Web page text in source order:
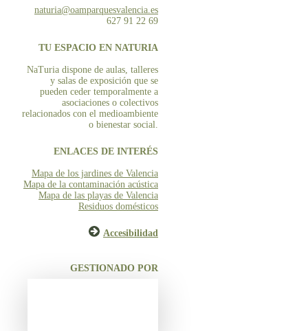
naturia@oamparquesvalencia.es
627 91 22 69
TU ESPACIO EN NATURIA
NaTuria dispone de aulas, talleres
y salas de exposición que se
pueden ceder temporalmente a
asociaciones o colectivos
relacionados con el medioambiente
o bienestar social.
ENLACES DE INTERÉS
Mapa de los jardines de Valencia
Mapa de la contaminación acústica
Mapa de las playas de Valencia
Residuos domésticos
Accesibilidad
GESTIONADO POR